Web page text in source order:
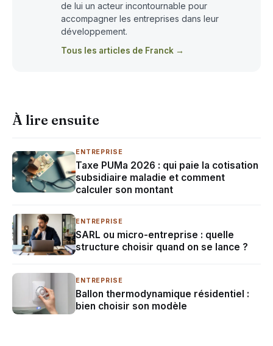
de lui un acteur incontournable pour
accompagner les entreprises dans leur
développement.
Tous les articles de Franck →
À lire ensuite
ENTREPRISE
Taxe PUMa 2026 : qui paie la cotisation
subsidiaire maladie et comment
calculer son montant
ENTREPRISE
SARL ou micro-entreprise : quelle
structure choisir quand on se lance ?
ENTREPRISE
Ballon thermodynamique résidentiel :
bien choisir son modèle